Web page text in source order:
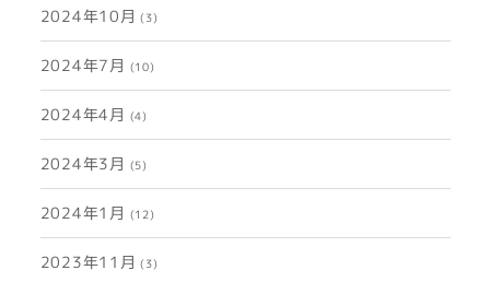
2024年10月 (3)
2024年7月 (10)
2024年4月 (4)
2024年3月 (5)
2024年1月 (12)
2023年11月 (3)